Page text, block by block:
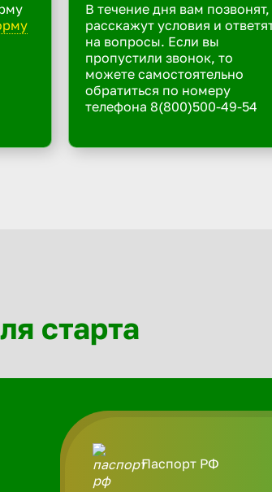
В течение дня вам позвонят,
расскажут условия и
на вопросы. Если вы
пропустили звонок, то
можете самостоятельно
обратиться по номеру
телефона 8(800)500-49-54
старта
Паспорт РФ